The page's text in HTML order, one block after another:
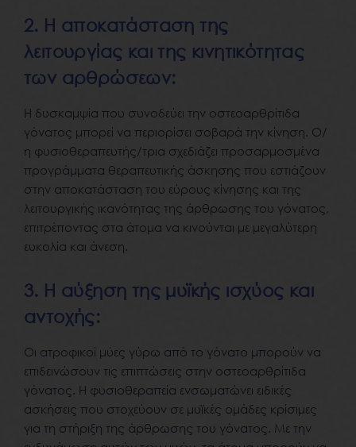
2. Η αποκατάσταση της
λειτουργίας και της κινητικότητας
των αρθρώσεων:
Η δυσκαμψία που συνοδεύει την οστεοαρθρίτιδα
γόνατος μπορεί να περιορίσει σοβαρά την κίνηση. Ο/
η φυσιοθεραπευτής/τρια σχεδιάζει προσαρμοσμένα
προγράμματα θεραπευτικής άσκησης που εστιάζουν
στην αποκατάσταση του εύρους κίνησης και της
λειτουργικής ικανότητας της άρθρωσης του γόνατος,
επιτρέποντας στα άτομα να κινούνται με μεγαλύτερη
ευκολία και άνεση.
3. Η αύξηση της μυϊκής ισχύος και
αντοχής:
Οι ατροφικοί μύες γύρω από το γόνατο μπορούν να
επιδεινώσουν τις επιπτώσεις στην οστεοαρθρίτιδα
γόνατος. Η φυσιοθεραπεία ενσωματώνει ειδικές
ασκήσεις που στοχεύουν σε μυϊκές ομάδες κρίσιμες
για τη στήριξη της άρθρωσης του γόνατος. Με την